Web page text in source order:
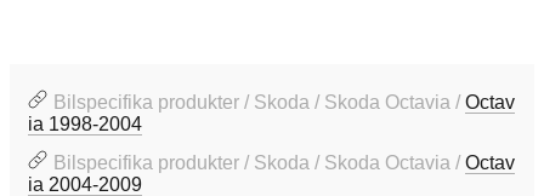
Bilspecifika produkter / Skoda / Skoda Octavia /Octav
ia 1998-2004
Bilspecifika produkter / Skoda / Skoda Octavia /Octav
ia 2004-2009